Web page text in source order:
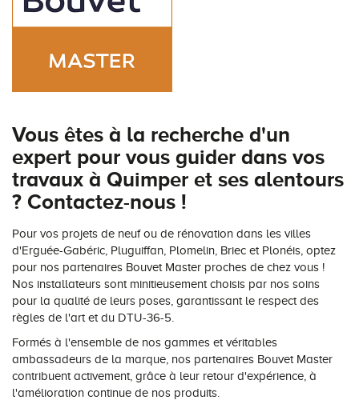
Vous êtes à la recherche d'un
expert pour vous guider dans vos
travaux à Quimper et ses alentours
? Contactez-nous !
Pour vos projets de neuf ou de rénovation dans les villes
d'Erguée-Gabéric, Pluguiffan, Plomelin, Briec et Plonéis, optez
pour nos partenaires Bouvet Master proches de chez vous !
Nos installateurs sont minitieusement choisis par nos soins
pour la qualité de leurs poses, garantissant le respect des
règles de l'art et du DTU-36-5.
Formés à l'ensemble de nos gammes et véritables
ambassadeurs de la marque, nos partenaires Bouvet Master
contribuent activement, grâce à leur retour d'expérience, à
l'amélioration continue de nos produits.